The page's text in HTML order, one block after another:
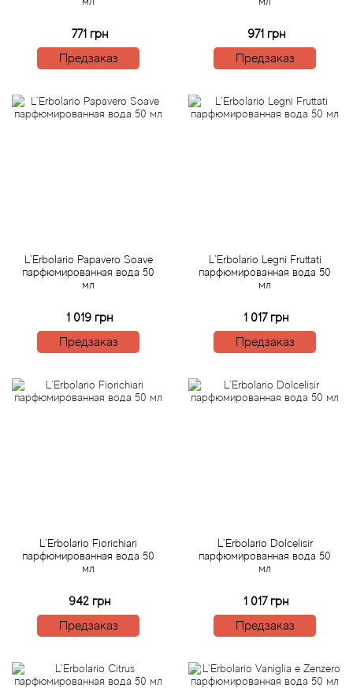
771 грн
Предзаказ
971 грн
Предзаказ
L`Erbolario Papavero Soave
парфюмированная вода 50
мл
1 019 грн
Предзаказ
L`Erbolario Legni Fruttati
парфюмированная вода 50
мл
1 017 грн
Предзаказ
L`Erbolario Fiorichiari
парфюмированная вода 50
мл
942 грн
Предзаказ
L`Erbolario Dolcelisir
парфюмированная вода 50
мл
1 017 грн
Предзаказ
Arte Profumi
ArteOlfatto
Asgharali
Athena's
Atkinsons
Au Pays de la Fleur d’Oranger
Baldessarini
Balenciaga
Balmain